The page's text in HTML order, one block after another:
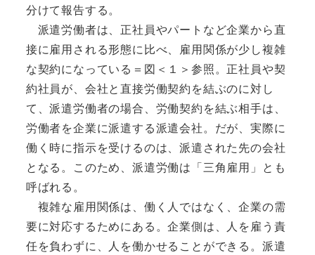
分けて報告する。
派遣労働者は、正社員やパートなど企業から直
接に雇用される形態に比べ、雇用関係が少し複雑
な契約になっている＝図＜１＞参照。正社員や契
約社員が、会社と直接労働契約を結ぶのに対し
て、派遣労働者の場合、労働契約を結ぶ相手は、
労働者を企業に派遣する派遣会社。だが、実際に
働く時に指示を受けるのは、派遣された先の会社
となる。このため、派遣労働は「三角雇用」とも
呼ばれる。
複雑な雇用関係は、働く人ではなく、企業の需
要に対応するためにある。企業側は、人を雇う責
任を負わずに、人を働かせることができる。派遣